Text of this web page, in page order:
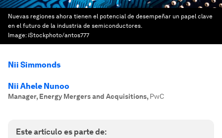
Nuevas regiones ahora tienen el potencial de desempeñar un papel clave
en el futuro de la industria de semiconductores.
Image: iStockphoto/antos777
Nii Simmonds
Nii Ahele Nunoo
Manager, Energy Mergers and Acquisitions, PwC
Este artículo es parte de: